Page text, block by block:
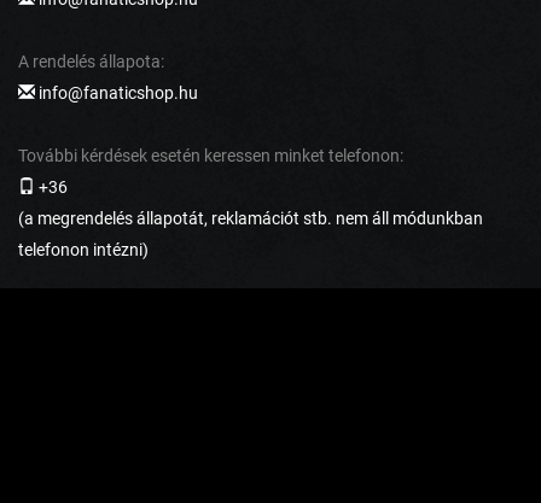
A rendelés állapota:
info@fanaticshop.hu
További kérdések esetén keressen minket telefonon:
+36
(a megrendelés állapotát, reklamációt stb. nem áll módunkban
telefonon intézni)